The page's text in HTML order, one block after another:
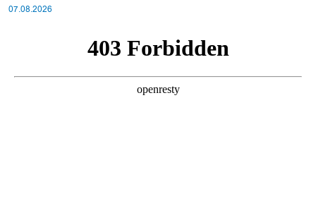
07.08.2026